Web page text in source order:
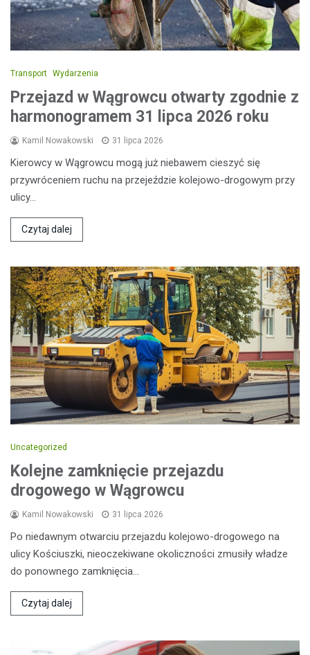
Transport Wydarzenia
Przejazd w Wągrowcu otwarty zgodnie z
harmonogramem 31 lipca 2026 roku
Kamil Nowakowski 31 lipca 2026
Kierowcy w Wągrowcu mogą już niebawem cieszyć się
przywróceniem ruchu na przejeździe kolejowo-drogowym przy
ulicy…
Czytaj dalej
Uncategorized
Kolejne zamknięcie przejazdu
drogowego w Wągrowcu
Kamil Nowakowski 31 lipca 2026
Po niedawnym otwarciu przejazdu kolejowo-drogowego na
ulicy Kościuszki, nieoczekiwane okoliczności zmusiły władze
do ponownego zamknięcia…
Czytaj dalej